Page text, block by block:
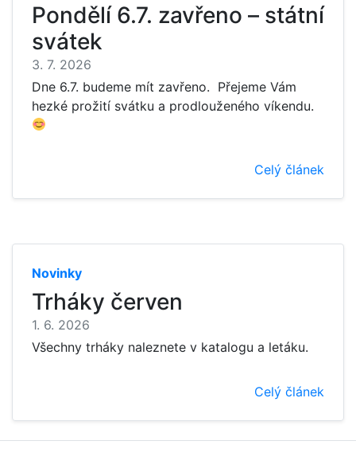
Pondělí 6.7. zavřeno – státní
svátek
3. 7. 2026
Dne 6.7. budeme mít zavřeno. Přejeme Vám
hezké prožití svátku a prodlouženého víkendu.
Celý článek
Novinky
Trháky červen
1. 6. 2026
Všechny trháky naleznete v katalogu a letáku.
Celý článek